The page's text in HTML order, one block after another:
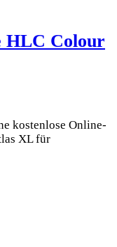
HLC Colour
kostenlose Online-
XL für